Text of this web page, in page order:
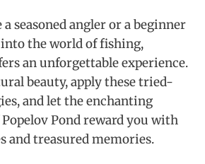
seasoned angler or a beginner
the world of fishing,
an unforgettable experience.
beauty, apply these tried-
and let the enchanting
Pond reward you with
and treasured memories.